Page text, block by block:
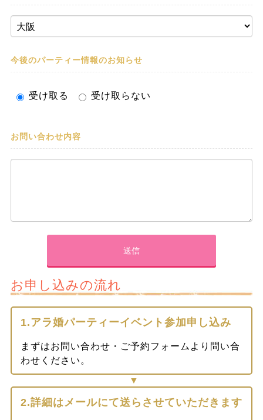
今後のパーティー情報のお知らせ
受け取る 受け取らない
お問い合わせ内容
お申し込みの流れ
1.アラ婚パーティーイベント参加申し込み
まずはお問い合わせ・ご予約フォームより問い合
わせください。
2.詳細はメールにて送らさせていただきます